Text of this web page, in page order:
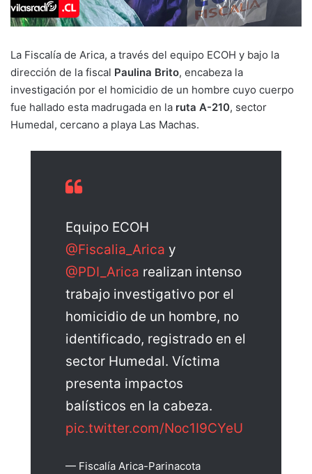
La Fiscalía de Arica, a través del equipo ECOH y bajo la
dirección de la fiscal Paulina Brito, encabeza la
investigación por el homicidio de un hombre cuyo cuerpo
fue hallado esta madrugada en la ruta A-210, sector
Humedal, cercano a playa Las Machas.
Equipo ECOH
@Fiscalia_Arica y
@PDI_Arica realizan intenso
trabajo investigativo por el
homicidio de un hombre, no
identificado, registrado en el
sector Humedal. Víctima
presenta impactos
balísticos en la cabeza.
pic.twitter.com/Noc1I9CYeU
— Fiscalía Arica-Parinacota